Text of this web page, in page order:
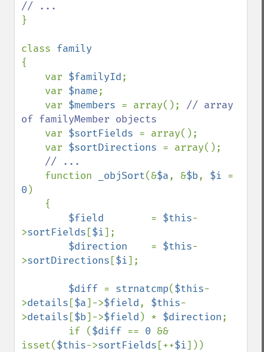
}
class
{
    var
$familyId;
    var
$name;
    var
$members = array(); // array
of familyMember objects
var $sortFields = array();
    var
$sortDirections = array();
// ...
function
_objSort(&$a, &$b, $i
0 )
$field = $this-
>sortFields [$i];
$direction = $this-
>sortDirections [$i];
$diff = strnatcmp($this-
>details [$a]->$field, $this-
>details [$b]->$field ) * $direction;
        if (
$diff == 0 &&
isset($this->sortFields [++$i]))